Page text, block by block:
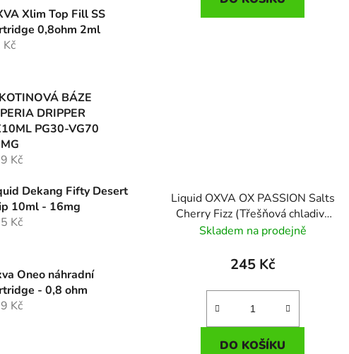
Xlim Top Fill SS
0,8ohm 2ml
BÁZE
DRIPPER
PG30-VG70
Kč
Dekang Fifty Desert
10ml - 16mg
Kč
Oneo náhradní
- 0,8 ohm
Kč
Liquid OXVA OX PASSION Salts
Cherry Fizz (Třešňová chladivá
limonáda) 10ml - 20mg
Skladem na prodejně
245 Kč
DO KOŠÍKU